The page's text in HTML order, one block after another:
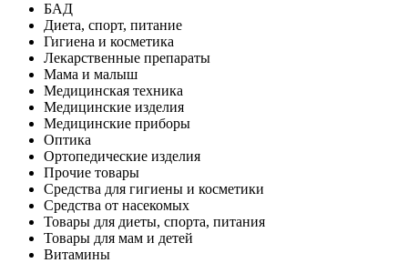
БАД
Диета, спорт, питание
Гигиена и косметика
Лекарственные препараты
Мама и малыш
Медицинская техника
Медицинские изделия
Медицинские приборы
Оптика
Ортопедические изделия
Прочие товары
Средства для гигиены и косметики
Средства от насекомых
Товары для диеты, спорта, питания
Товары для мам и детей
Витамины